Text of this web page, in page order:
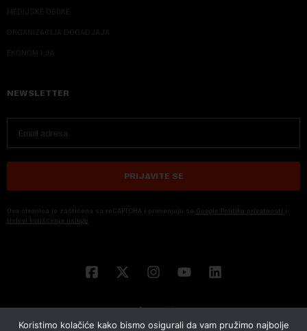
MEDIJSKE OBUKE
ORGANIZACIJA DOGADJAJA
EKONOM I JA
NEWSLETTER
PRIJAVITE SE
Ova stranica je zaštićena sa reCAPTCHA i primenjuju se Google Politika privatnosti i
Uslovi korišćenja usluge
Koristimo kolačiće kako bismo osigurali da vam pružimo najbolje